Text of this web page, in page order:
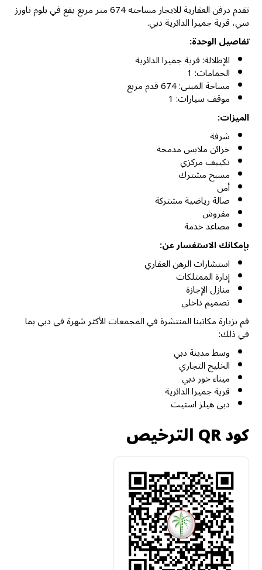
تقدم درفن العقارية للايجار مساحته 674 متر مربع يقع في بلوم تاورز
سي، قرية جميرا الدائرية دبي.
تفاصيل الوحدة:
الإطلالة: قرية جميرا الدائرية
الحمامات: 1
مساحة المبنى: 674 قدم مربع
موقف سيارات: 1
الميزات:
شرفة
خزائن ملابس مدمجة
تكييف مركزي
مسبح مشترك
أمن
صالة رياضية مشتركة
مفروش
مصاعد خدمة
بإمكانك الاستفسار عن:
استشارات الرهن العقاري
إدارة الممتلكات
منازل الإجازة
تصميم داخلي
قم بزيارة مكاتبنا المنتشرة في المجمعات الأكثر شهرة في دبي بما
في ذلك:
وسط مدينة دبي
الخليج التجاري
ميناء خور دبي
قرية جميرا الدائرية
دبي هيلز استيت
كود QR الترخيص